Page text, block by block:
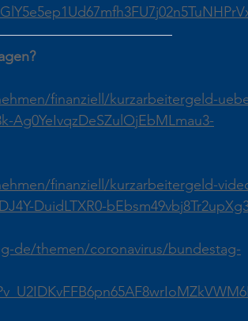
finanziell/kurzarbeitergeld-
Ag0YeIvqzDeSZulOjEbMLmau3-
finanziell/kurzarbeitergeld-
DuidLTXR0-
de/themen/coronavirus/bundestag-